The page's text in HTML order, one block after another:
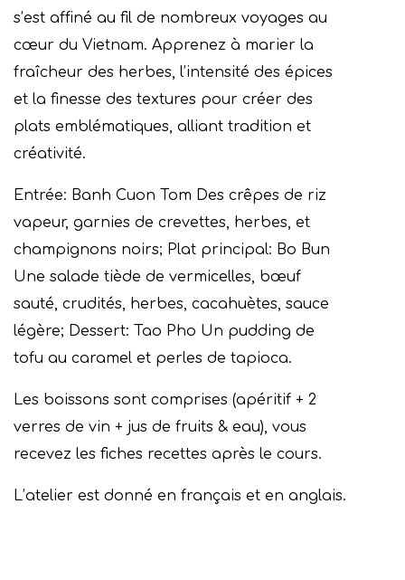
s’est affiné au fil de nombreux voyages au
cœur du Vietnam. Apprenez à marier la
fraîcheur des herbes, l’intensité des épices
et la finesse des textures pour créer des
plats emblématiques, alliant tradition et
créativité.
Entrée: Banh Cuon Tom Des crêpes de riz
vapeur, garnies de crevettes, herbes, et
champignons noirs; Plat principal: Bo Bun
Une salade tiède de vermicelles, bœuf
sauté, crudités, herbes, cacahuètes, sauce
légère; Dessert: Tao Pho Un pudding de
tofu au caramel et perles de tapioca.
Les boissons sont comprises (apéritif + 2
verres de vin + jus de fruits & eau), vous
recevez les fiches recettes après le cours.
L’atelier est donné en français et en anglais.